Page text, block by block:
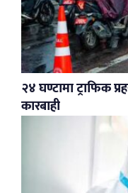
२४ घण्टामा ट्राफिक
कारबाही